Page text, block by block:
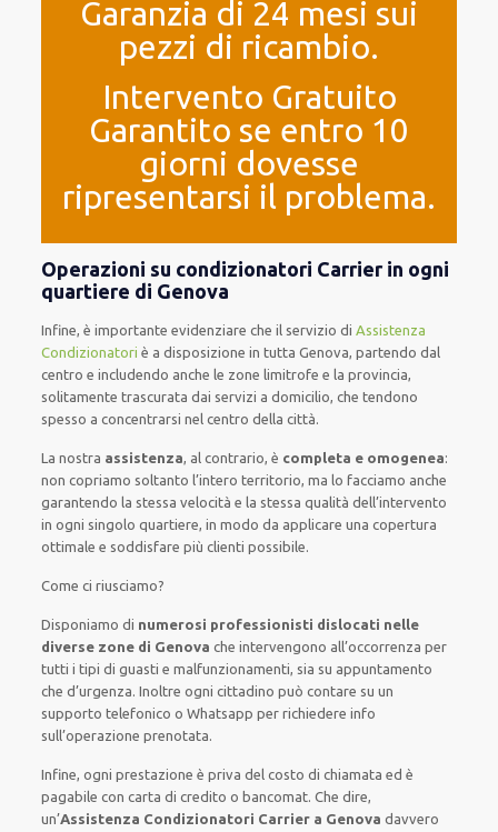
Garanzia di 24 mesi sui
pezzi di ricambio.
Intervento Gratuito
Garantito se entro 10
giorni dovesse
ripresentarsi il problema.
Operazioni su condizionatori Carrier in ogni
quartiere di Genova
Infine, è importante evidenziare che il servizio diAssistenza
Condizionatori è a disposizione in tutta Genova, partendo dal
centro e includendo anche le zone limitrofe e la provincia,
solitamente trascurata dai servizi a domicilio, che tendono
spesso a concentrarsi nel centro della città.
La nostra assistenza, al contrario, è completa e omogenea:
non copriamo soltanto l’intero territorio, ma lo facciamo anche
garantendo la stessa velocità e la stessa qualità dell’intervento
in ogni singolo quartiere, in modo da applicare una copertura
ottimale e soddisfare più clienti possibile.
Come ci riusciamo?
Disponiamo di numerosi professionisti dislocati nelle
diverse zone di Genova che intervengono all’occorrenza per
tutti i tipi di guasti e malfunzionamenti, sia su appuntamento
che d’urgenza.Inoltre ogni cittadino può contare su un
supporto telefonico o Whatsapp per richiedere info
sull’operazione prenotata.
Infine, ogni prestazione è priva del costo di chiamata ed è
pagabile con carta di credito o bancomat.Che dire,
un’Assistenza Condizionatori Carrier a Genova davvero